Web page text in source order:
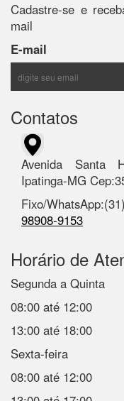
Cadastre-se e
mail
E-mail
Contatos
Avenida Santa
Ipatinga-MG
Fixo/
98908-9153
Horário de
Segunda a Quinta
08:00 até 12:00
13:00 até 18:00
Sexta-feira
08:00 até 12:00